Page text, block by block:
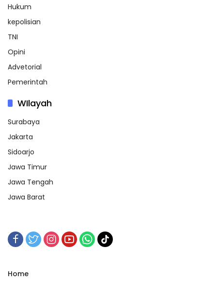
Hukum
kepolisian
TNI
Opini
Advetorial
Pemerintah
WIlayah
Surabaya
Jakarta
Sidoarjo
Jawa Timur
Jawa Tengah
Jawa Barat
Home